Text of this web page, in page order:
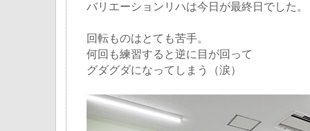
バリエーションリハは今日が最終日でした。
回転ものはとても苦手。
何回も練習すると逆に目が回って
グダグダになってしまう（涙）